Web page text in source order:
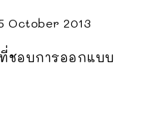
October 2013
ชอบการออกแบบ